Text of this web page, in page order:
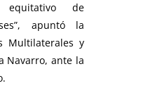
equitativo de
apuntó la
Multilaterales y
Navarro, ante la